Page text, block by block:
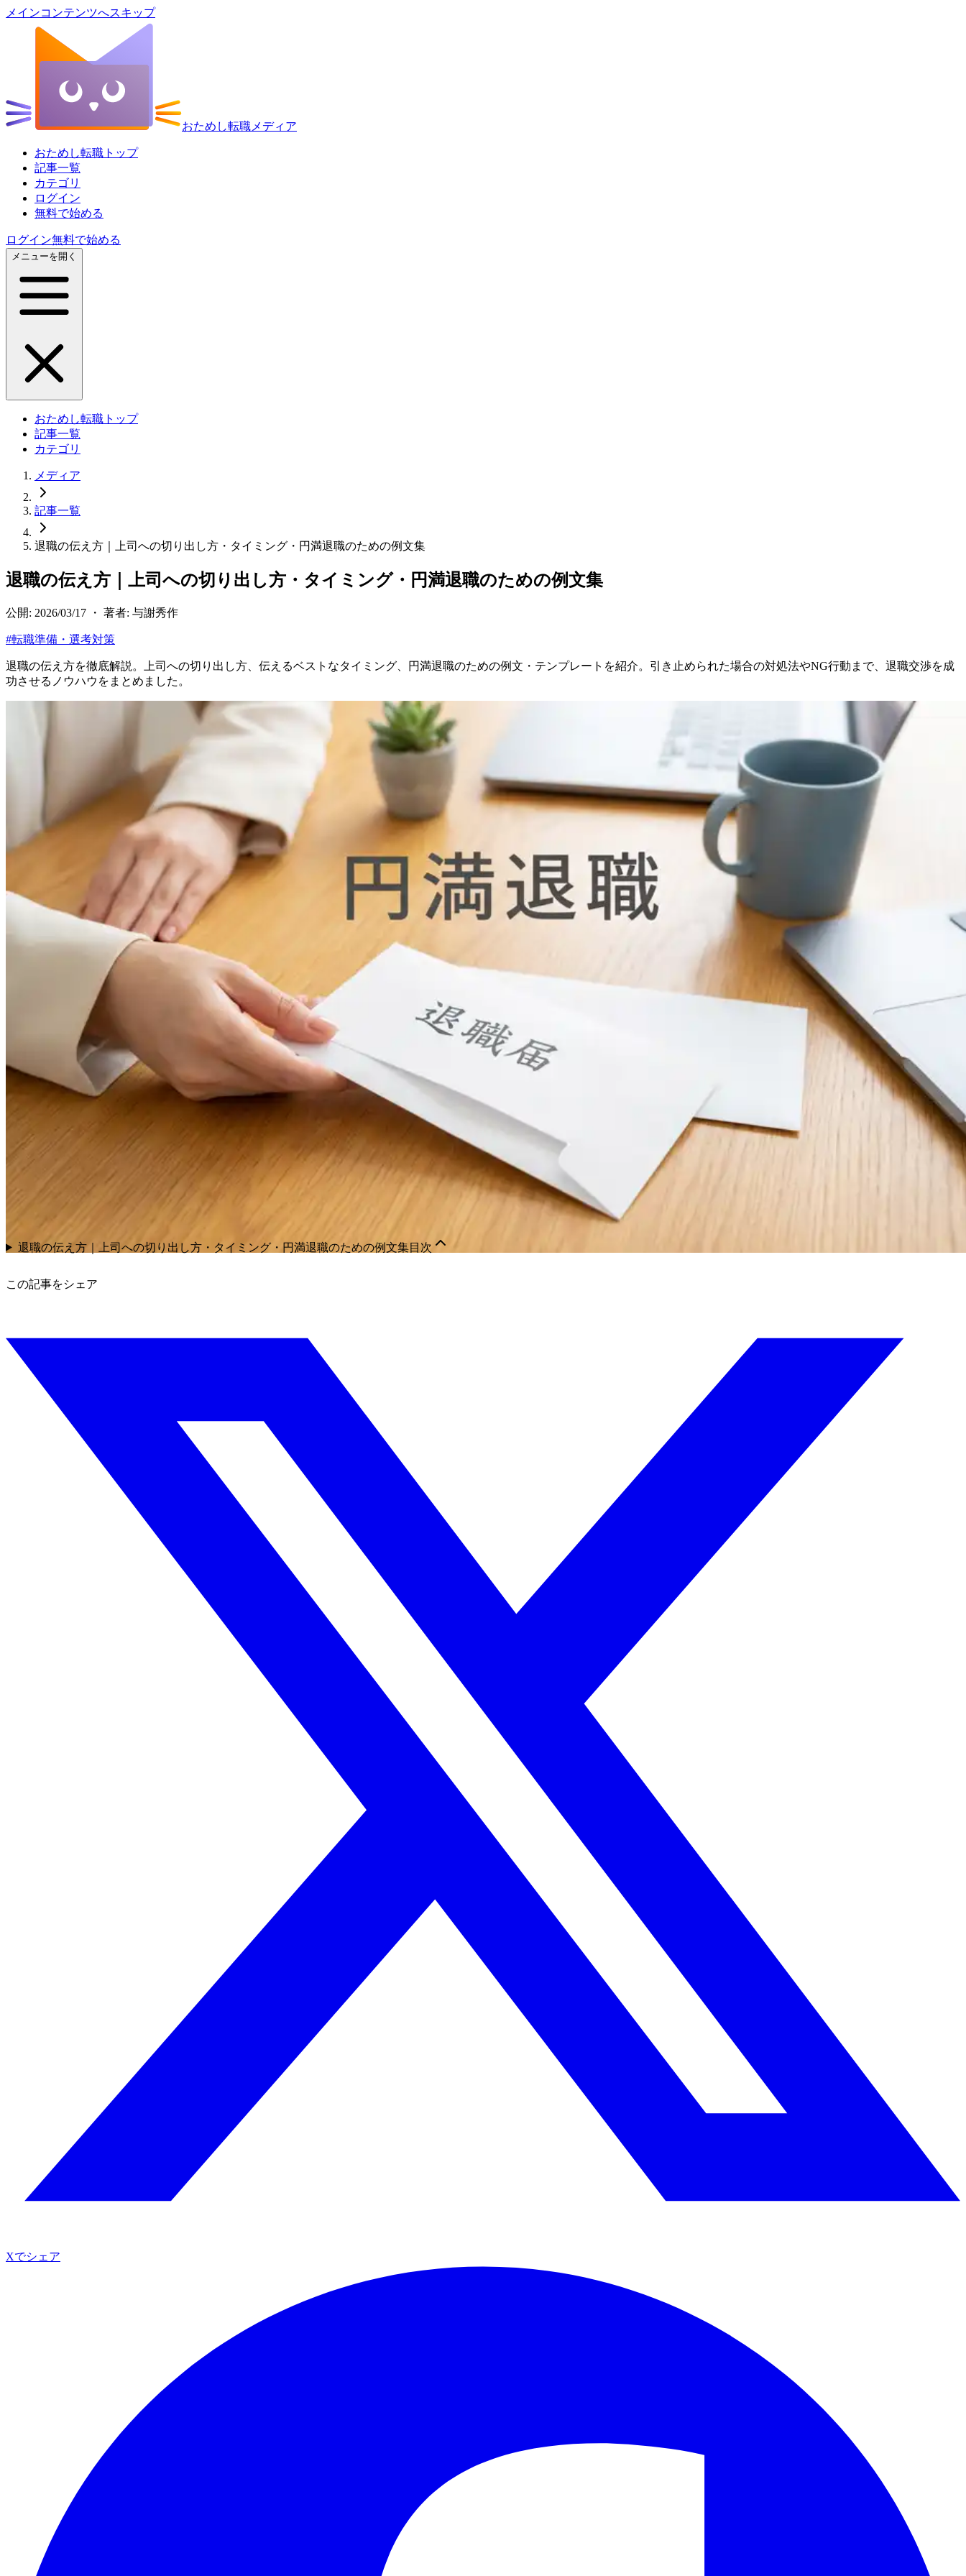
メインコンテンツへスキップ
おためし転職メディア
おためし転職トップ
記事一覧
カテゴリ
ログイン
無料で始める
ログイン無料で始める
メニューを開く
おためし転職トップ
記事一覧
カテゴリ
メディア
記事一覧
退職の伝え方｜上司への切り出し方・タイミング・円満退職のための例文集
退職の伝え方｜上司への切り出し方・タイミング・円満退職のための例文集
公開: 2026/03/17 ・ 著者: 与謝秀作
#転職準備・選考対策
退職の伝え方を徹底解説。上司への切り出し方、伝えるベストなタイミング、円満退職のための例文・テンプレートを紹介。引き止められた場合の対処法やNG行動まで、退職交渉を成
功させるノウハウをまとめました。
退職の伝え方｜上司への切り出し方・タイミング・円満退職のための例文集目次
この記事をシェア
Xでシェア